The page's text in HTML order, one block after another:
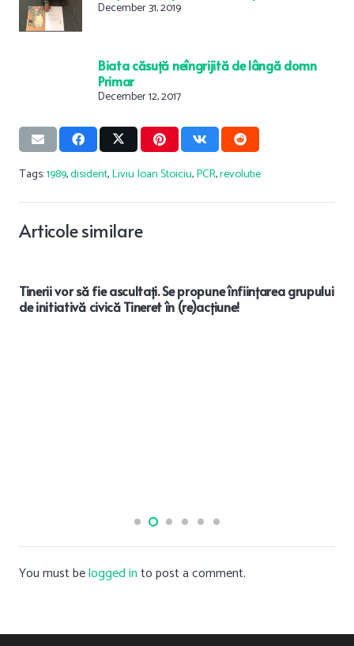
December 31, 2019
Biata căsuță neîngrijită de lângă domn
Primar
December 12, 2017
Tags:1989,disident,Liviu Ioan Stoiciu,PCR,revolutie
Articole similare
Concert tradiţional de Crăciun al Orchestrei de Cameră
Unirea Focşani
You must belogged into post a comment.